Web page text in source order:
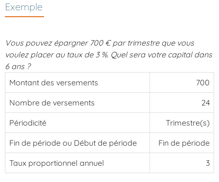
Exemple
Vous pouvez épargner 700 € par trimestre que vous
voulez placer au taux de 3 %. Quel sera votre capital dans
6 ans ?
Montant des versements
700
Nombre de versements 24
Périodicité Trimestre(s)
Fin de période ou Début de période Fin de période
Taux proportionnel annuel 3